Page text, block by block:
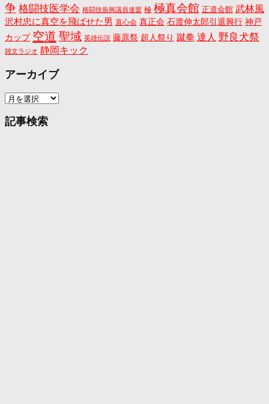
争 格闘技医学会 格闘技振興議員連盟 極 極真会館 正道会館 武林風
沢村忠に真空を飛ばせた男 直心会 真正会 石渡伸太郎引退興行 神戸
カップ 空道 聖域 英雄伝説 藤原祭 超人祭り 蹴拳 達人 野良犬祭
雑文ラジオ 静岡キック
アーカイブ
ア
カ
記事検索